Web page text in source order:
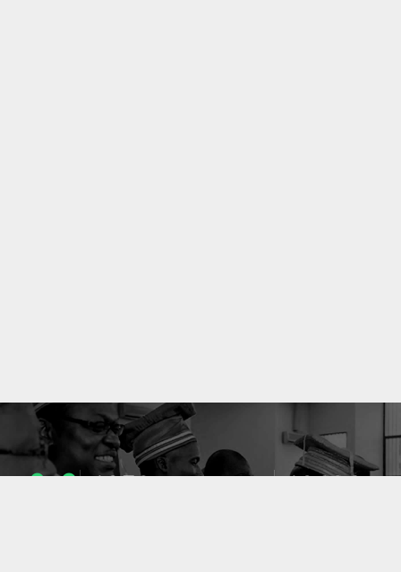
1053 10636